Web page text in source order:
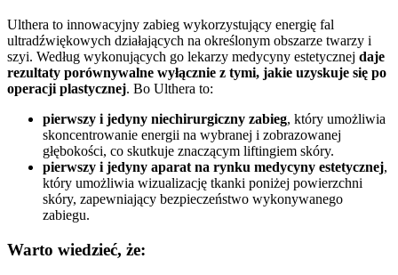
Ulthera to innowacyjny zabieg wykorzystujący energię fal
ultradźwiękowych działających na określonym obszarze twarzy i
szyi. Według wykonujących go lekarzy medycyny estetycznej daje
rezultaty porównywalne wyłącznie z tymi, jakie uzyskuje się po
operacji plastycznej. Bo Ulthera to:
pierwszy i jedyny niechirurgiczny zabieg, który umożliwia
skoncentrowanie energii na wybranej i zobrazowanej
głębokości, co skutkuje znaczącym liftingiem skóry.
pierwszy i jedyny aparat na rynku medycyny estetycznej,
który umożliwia wizualizację tkanki poniżej powierzchni
skóry, zapewniający bezpieczeństwo wykonywanego
zabiegu.
Warto wiedzieć, że: